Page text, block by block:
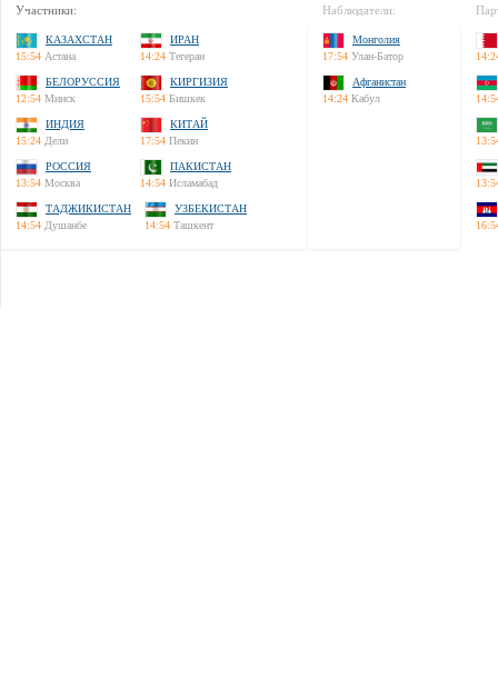
Участники:
КАЗАХСТАН
15:54 Астана
ИРАН
14:24 Тегеран
БЕЛОРУССИЯ
12:54 Минск
КИРГИЗИЯ
15:54 Бишкек
ИНДИЯ
15:24 Дели
КИТАЙ
17:54 Пекин
РОССИЯ
13:54 Москва
ПАКИСТАН
14:54 Исламабад
ТАДЖИКИСТАН
14:54 Душанбе
УЗБЕКИСТАН
14:54 Ташкент
Наблюдатели:
Монголия
17:54 Улан-Батор
Афганистан
14:24 Кабул